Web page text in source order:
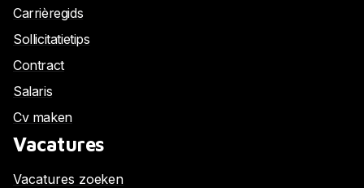
Carrièregids
Sollicitatietips
Contract
Salaris
Cv maken
Vacatures
Vacatures zoeken